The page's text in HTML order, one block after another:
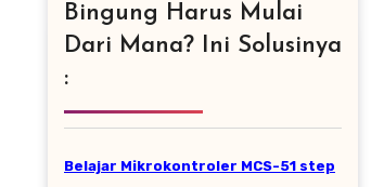
Bingung Harus Mulai
Dari Mana? Ini Solusinya
:
Belajar Mikrokontroler MCS-51 step